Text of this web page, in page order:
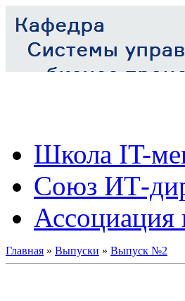
Школа IT-
Союз ИТ-
Ассоциация
Главная » Выпуски » Выпуск №2